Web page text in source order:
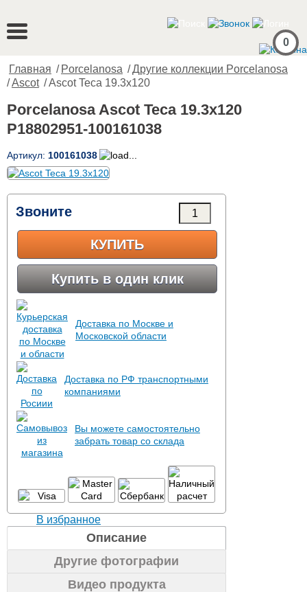
0
Главная / Porcelanosa /Другие коллекции Porcelanosa
/Ascot / Ascot Teca 19.3x120
Porcelanosa Ascot Teca 19.3x120
P18802951-100161038
Артикул: 100161038
Звоните
КУПИТЬ
Купить в один клик
Доставка по Москве и
Московской области
Доставка по РФ транспортными
компаниями
Вы можете самостоятельно
забрать товар со склада
В избранное
Описание
Другие фотографии
Видео продукта